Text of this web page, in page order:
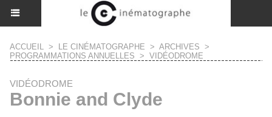
ACCUEIL > LE CINÉMATOGRAPHE > ARCHIVES >
PROGRAMMATIONS ANNUELLES > VIDÉODROME
VIDÉODROME
Bonnie and Clyde